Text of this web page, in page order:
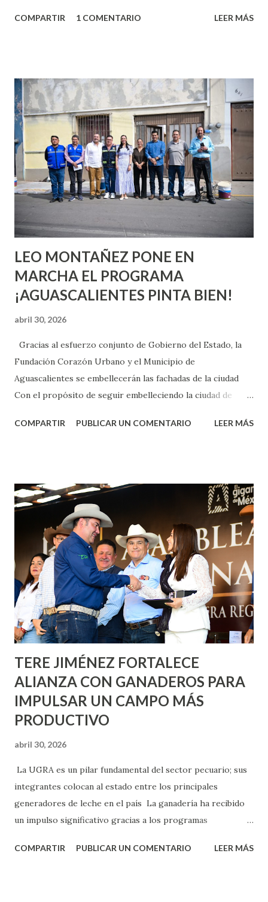
partes de ti que jamás hubieras imaginado. El problema es
conoces ni la mitad de lo que deberías saber. Pero incluso
quienes ya han tenido relaciones sexuales no son expertos
o expertas en el tema. Siempre hay algo nuevo que
aprender y nuevas experiencias que conocer. Si eres una
chica y aún no has tenido relaciones sexuales, tal vez
pienses que el sexo será increíble y no puedas esperar para
experimentarlo, pero como cualquier persona con
experiencia te dirá, siempre es mejor cuando ambas partes
son suficientemen...
COMPARTIR 1 COMENTARIO LEER MÁS
LEO MONTAÑEZ PONE EN
MARCHA EL PROGRAMA
¡AGUASCALIENTES PINTA BIEN!
abril 30, 2026
Gracias al esfuerzo conjunto de Gobierno del Estado, la
Fundación Corazón Urbano y el Municipio de
Aguascalientes se embellecerán las fachadas de la ciudad
Con el propósito de seguir embelleciendo la ciudad de
municipal, Leo Montañez dio inicio al programa
Corazón Urbano y el Municipio capital. Leo Montañez
informó que en este programa se usarán cerca de 90 mil
metros cuadrados de pintura, para dar inicio en la calle
Nieto, entre Jesús F. Elizondo y la calle 22 de Octubre, con
lo que se aplicará pintura en 66 casas. Posteriormente se
llevará este programa a Villas de Nuestra Señora de la
Asunción, Avenida Alameda y Decreto 27 de Septiembre, en
los edificios FOVISSSTE Ojo de Agua, en la comunidad
Norias de Paso Hondo y en los edificios de...
COMPARTIR PUBLICAR UN COMENTARIO LEER MÁS
TERE JIMÉNEZ FORTALECE
ALIANZA CON GANADEROS PARA
IMPULSAR UN CAMPO MÁS
PRODUCTIVO
abril 30, 2026
La UGRA es un pilar fundamental del sector pecuario; sus
integrantes colocan al estado entre los principales
generadores de leche en el país La ganadería ha recibido
un impulso significativo gracias a los programas
muestra de su respaldo firme y decidido al campo, la
COMPARTIR PUBLICAR UN COMENTARIO LEER MÁS